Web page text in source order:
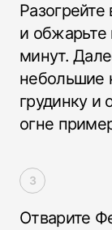
и обжарьте
минут.
небольшие
грудинку и
огне
Отварите